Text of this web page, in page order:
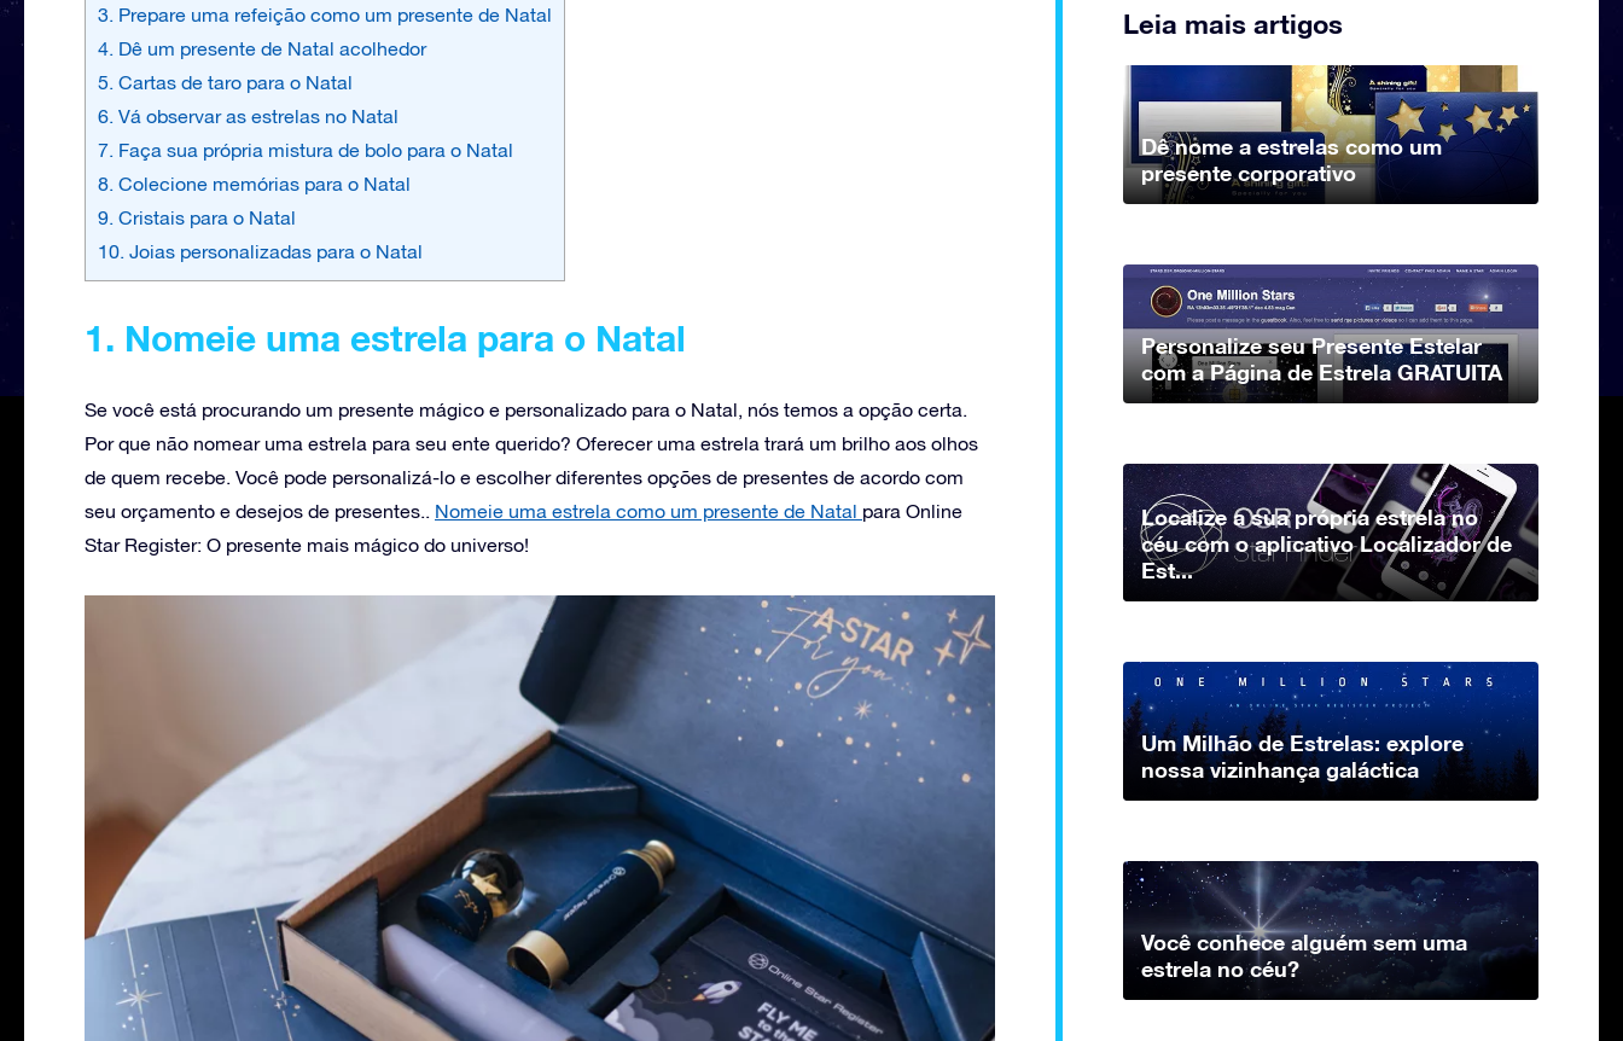
3. Prepare uma refeição como um presente de Natal
4. Dê um presente de Natal acolhedor
5. Cartas de taro para o Natal
6. Vá observar as estrelas no Natal
7. Faça sua própria mistura de bolo para o Natal
8. Colecione memórias para o Natal
9. Cristais para o Natal
10. Joias personalizadas para o Natal
1. Nomeie uma estrela para o Natal
Se você está procurando um presente mágico e personalizado para o Natal, nós temos a opção certa.
Por que não nomear uma estrela para seu ente querido? Oferecer uma estrela trará um brilho aos olhos
de quem recebe. Você pode personalizá-lo e escolher diferentes opções de presentes de acordo com
seu orçamento e desejos de presentes.. Nomeie uma estrela como um presente de Natal para Online
Star Register: O presente mais mágico do universo!
Leia mais artigos
Dê nome a estrelas como um
presente corporativo
Personalize seu Presente Estelar
com a Página de Estrela GRATUITA
Localize a sua própria estrela no
céu com o aplicativo Localizador de
Est...
Um Milhão de Estrelas: explore
nossa vizinhança galáctica
Você conhece alguém sem uma
estrela no céu?